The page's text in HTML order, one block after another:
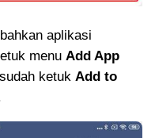
aplikasi
menu Add App
ketuk Add to